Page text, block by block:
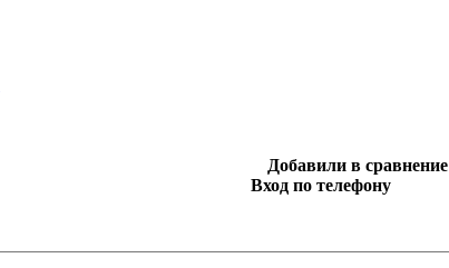
Добавили в сравнение
Вход по телефону